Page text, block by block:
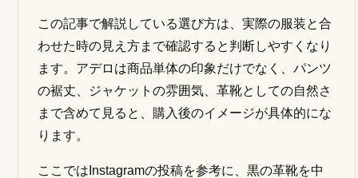
この記事で解説している選び方は、実際の服装と合
わせた時の見え方まで確認すると判断しやすくなり
ます。アデロは商品単体の印象だけでなく、パンツ
の裾丈、ジャケットの雰囲気、革靴としての自然さ
まで含めて見ると、購入後のイメージが具体的にな
ります。
ここではInstagramの投稿を参考に、黒の革靴を中